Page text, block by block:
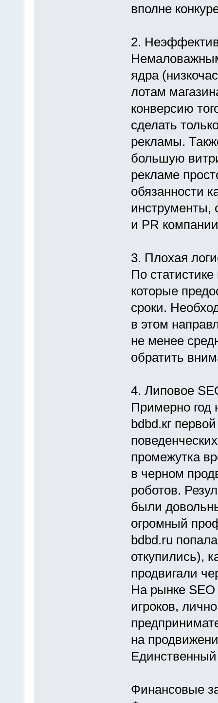
вполне
2.
ядра
лотам
конверсию
сделать
рекламы.
большую
рекламе
обязанности
инструменты,
и PR
3. Плохая
По
которые
сроки.
в этом
не менее
обратить
4. Липовое
Примерно год
bdbd.кг
промежутка
в черном
роботов.
были
огромный
bdbd.ru
откупились),
продвигали
На рынке SEO
игроков,
на
Финансовые